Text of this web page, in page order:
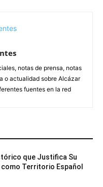
notas de prensa, notas
o actualidad sobre Alcázar
fuentes en la red
que Justifica Su
como Territorio Español